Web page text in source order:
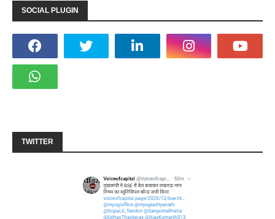
SOCIAL PLUGIN
TWITTER